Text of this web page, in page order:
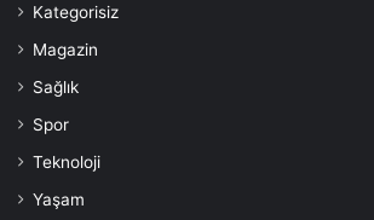
Kategorisiz
Magazin
Sağlık
Spor
Teknoloji
Yaşam